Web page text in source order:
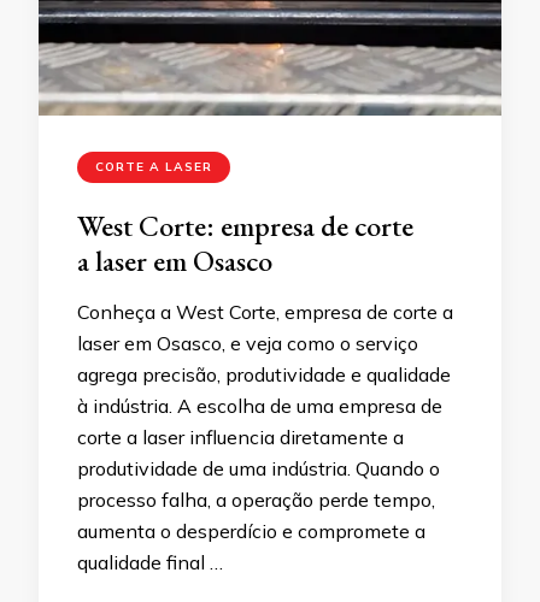
CORTE A LASER
West Corte: empresa de corte
a laser em Osasco
Conheça a West Corte, empresa de corte a
laser em Osasco, e veja como o serviço
agrega precisão, produtividade e qualidade
à indústria. A escolha de uma empresa de
corte a laser influencia diretamente a
produtividade de uma indústria. Quando o
processo falha, a operação perde tempo,
aumenta o desperdício e compromete a
qualidade final …